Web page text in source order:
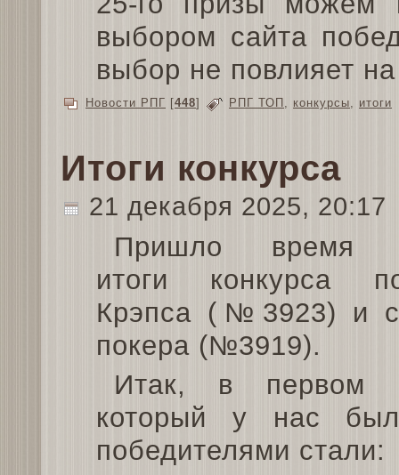
выбором сайта
выбор не повлияет
Новости РПГ [448] РПГ ТОП , конкурсы, итоги
Итоги конкурса
21 декабря 2025, 20:17
Пришло время
итоги конкурса
Крэпса (№3923) и
покера (№3919).
Итак, в первом
который у нас
победителями стали: